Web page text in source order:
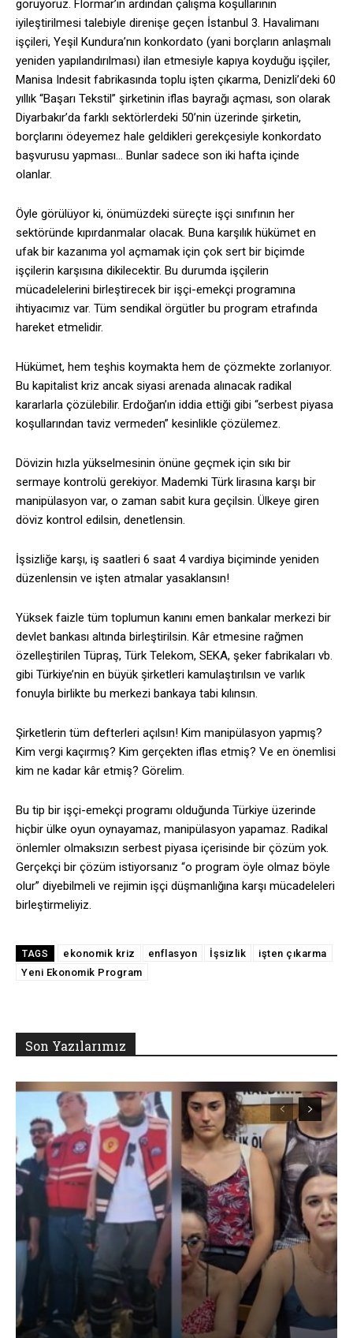
görüyoruz. Flormar’ın ardından çalışma koşullarının
iyileştirilmesi talebiyle direnişe geçen İstanbul 3. Havalimanı
işçileri, Yeşil Kundura’nın konkordato (yani borçların anlaşmalı
yeniden yapılandırılması) ilan etmesiyle kapıya koyduğu işçiler,
Manisa Indesit fabrikasında toplu işten çıkarma, Denizli’deki 60
yıllık “Başarı Tekstil” şirketinin iflas bayrağı açması, son olarak
Diyarbakır’da farklı sektörlerdeki 50’nin üzerinde şirketin,
borçlarını ödeyemez hale geldikleri gerekçesiyle konkordato
başvurusu yapması… Bunlar sadece son iki hafta içinde
olanlar.
Öyle görülüyor ki, önümüzdeki süreçte işçi sınıfının her
sektöründe kıpırdanmalar olacak. Buna karşılık hükümet en
ufak bir kazanıma yol açmamak için çok sert bir biçimde
işçilerin karşısına dikilecektir. Bu durumda işçilerin
mücadelelerini birleştirecek bir işçi-emekçi programına
ihtiyacımız var. Tüm sendikal örgütler bu program etrafında
hareket etmelidir.
Hükümet, hem teşhis koymakta hem de çözmekte zorlanıyor.
Bu kapitalist kriz ancak siyasi arenada alınacak radikal
kararlarla çözülebilir. Erdoğan’ın iddia ettiği gibi “serbest piyasa
koşullarından taviz vermeden” kesinlikle çözülemez.
Dövizin hızla yükselmesinin önüne geçmek için sıkı bir
sermaye kontrolü gerekiyor. Mademki Türk lirasına karşı bir
manipülasyon var, o zaman sabit kura geçilsin. Ülkeye giren
döviz kontrol edilsin, denetlensin.
İşsizliğe karşı, iş saatleri 6 saat 4 vardiya biçiminde yeniden
düzenlensin ve işten atmalar yasaklansın!
Yüksek faizle tüm toplumun kanını emen bankalar merkezi bir
devlet bankası altında birleştirilsin. Kâr etmesine rağmen
özelleştirilen Tüpraş, Türk Telekom, SEKA, şeker fabrikaları vb.
gibi Türkiye’nin en büyük şirketleri kamulaştırılsın ve varlık
fonuyla birlikte bu merkezi bankaya tabi kılınsın.
Şirketlerin tüm defterleri açılsın! Kim manipülasyon yapmış?
Kim vergi kaçırmış? Kim gerçekten iflas etmiş? Ve en önemlisi
kim ne kadar kâr etmiş? Görelim.
Bu tip bir işçi-emekçi programı olduğunda Türkiye üzerinde
hiçbir ülke oyun oynayamaz, manipülasyon yapamaz. Radikal
önlemler olmaksızın serbest piyasa içerisinde bir çözüm yok.
Gerçekçi bir çözüm istiyorsanız “o program öyle olmaz böyle
olur” diyebilmeli ve rejimin işçi düşmanlığına karşı mücadeleleri
birleştirmeliyiz.
TAGS ekonomik kriz enflasyon İşsizlik
işten çıkarma
Yeni Ekonomik Program
Son Yazılarımız